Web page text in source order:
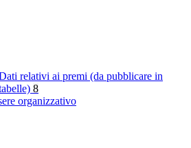
relativi ai premi (da pubblicare in
8
organizzativo